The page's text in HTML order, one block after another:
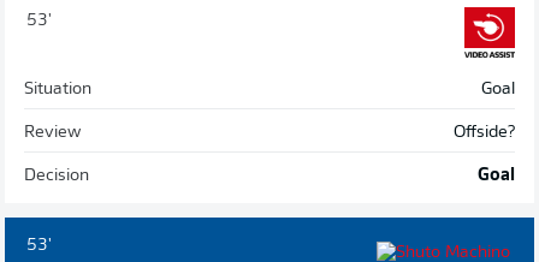
53'
Situation Goal
Review Offside?
Decision Goal
53'